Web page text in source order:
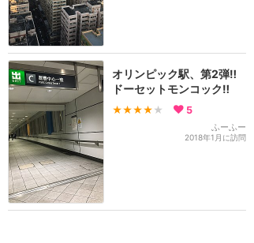
オリンピック駅、第2弾‼️
ドーセットモンコック‼️
★★★★ ★ 5
ふーふー
2018年1月に訪問